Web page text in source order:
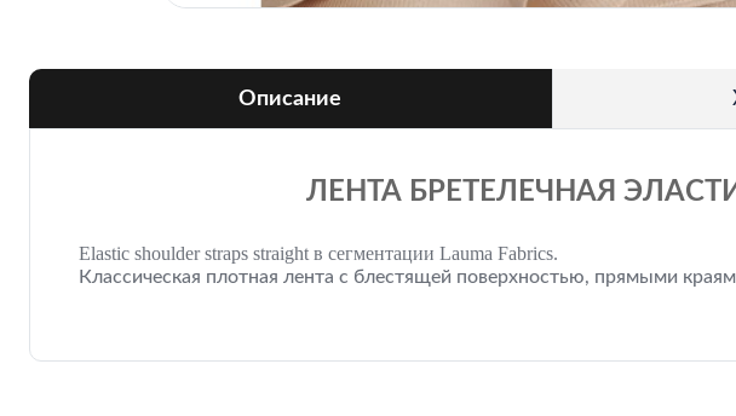
Описание
ЛЕНТА БРЕТЕЛЕЧНАЯ
Elastic shoulder straps straight в сегментации Lauma Fabrics.
Классическая плотная лента с блестящей поверхностью, прямыми